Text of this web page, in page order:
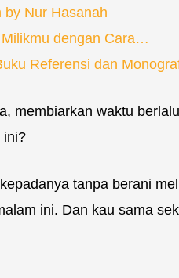
by Nur Hasanah
dengan Cara…
Referensi dan
membiarkan waktu
ini?
tanpa berani
ini. Dan kau sama